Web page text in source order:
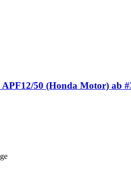
APF12/50 (Honda Motor) ab